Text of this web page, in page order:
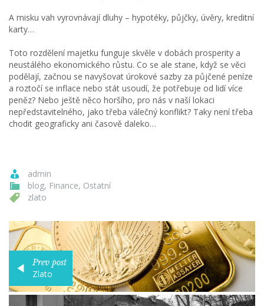
A misku vah vyrovnávají dluhy – hypotéky, půjčky, úvěry, kreditní
karty…
Toto rozdělení majetku funguje skvěle v dobách prosperity a
neustálého ekonomického růstu. Co se ale stane, když se věci
podělají, začnou se navyšovat úrokové sazby za půjčené peníze
a roztočí se inflace nebo stát usoudí, že potřebuje od lidí více
peněz? Nebo ještě něco horšího, pro nás v naší lokaci
nepředstavitelného, jako třeba válečný konflikt? Taky není třeba
chodit geograficky ani časově daleko…
admin
blog, Finance, Ostatní
zlato
Prev post
Zlato